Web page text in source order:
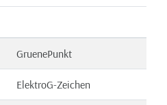
GruenePunkt
ElektroG-Zeichen